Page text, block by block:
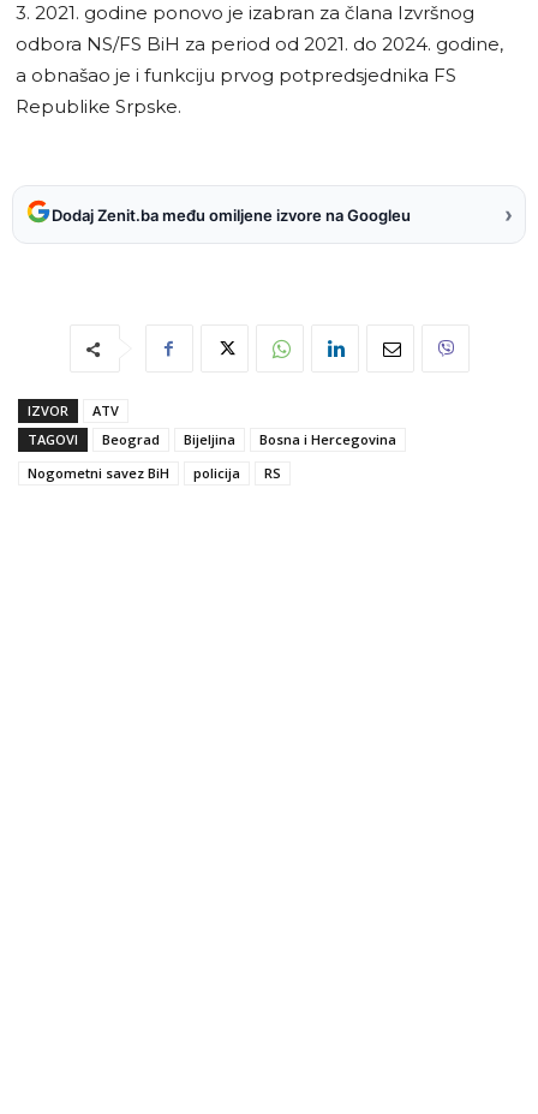
3. 2021. godine ponovo je izabran za člana Izvršnog
odbora NS/FS BiH za period od 2021. do 2024. godine,
a obnašao je i funkciju prvog potpredsjednika FS
Republike Srpske.
Dodaj Zenit.ba među omiljene izvore na Googleu ›
IZVOR
ATV
TAGOVI
Beograd Bijeljina
Bosna i Hercegovina
Nogometni savez BiH
policija RS